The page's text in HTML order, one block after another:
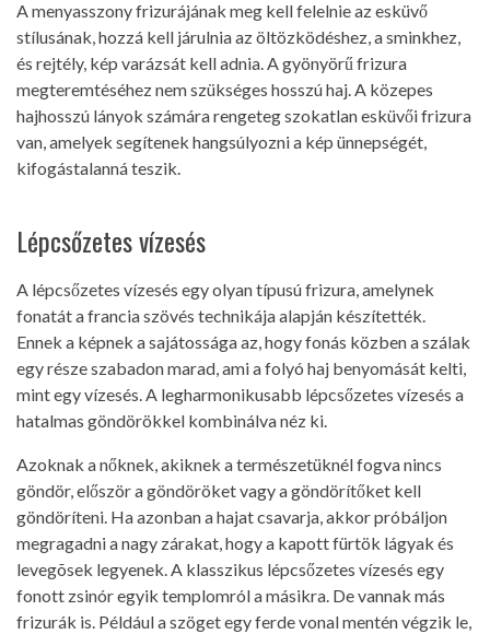
A menyasszony frizurájának meg kell felelnie az esküvő
stílusának, hozzá kell járulnia az öltözködéshez, a sminkhez,
és rejtély, kép varázsát kell adnia. A gyönyörű frizura
megteremtéséhez nem szükséges hosszú haj. A közepes
hajhosszú lányok számára rengeteg szokatlan esküvői frizura
van, amelyek segítenek hangsúlyozni a kép ünnepségét,
kifogástalanná teszik.
Lépcsőzetes vízesés
A lépcsőzetes vízesés egy olyan típusú frizura, amelynek
fonatát a francia szövés technikája alapján készítették.
Ennek a képnek a sajátossága az, hogy fonás közben a szálak
egy része szabadon marad, ami a folyó haj benyomását kelti,
mint egy vízesés. A legharmonikusabb lépcsőzetes vízesés a
hatalmas göndörökkel kombinálva néz ki.
Azoknak a nőknek, akiknek a természetüknél fogva nincs
göndör, először a göndöröket vagy a göndörítőket kell
göndöríteni. Ha azonban a hajat csavarja, akkor próbáljon
megragadni a nagy zárakat, hogy a kapott fürtök lágyak és
levegõsek legyenek. A klasszikus lépcsőzetes vízesés egy
fonott zsinór egyik templomról a másikra. De vannak más
frizurák is. Például a szöget egy ferde vonal mentén végzik le,